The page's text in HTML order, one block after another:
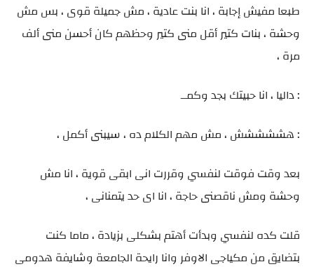
طبعا مفيش إجابة ، انا بنت عادية ، مش جميلة قوى ، بس مش
وحشة ، بنات كتير أقل منى كتير وحظهم كان أحسن منى ألف
مرة ،
: داليا ، انا حبيتك بجد وكمــ
: هششششش ، مش مهم الكلام ده ، سيبنى أكمل ،
بعد وقت فوقت لنفسي وقررت انى ابقى قوية ، انا مش
وحشة ومش ناقصنى حاجة ، انا اى حد يتمنانى ،
قلت كده لنفسي وبدأت أهتم بشكلى بزيادة ، ماما كنت
بتضايق من مكياجى الاوفر وانا رايحة الجامعة وشايفة هدومى